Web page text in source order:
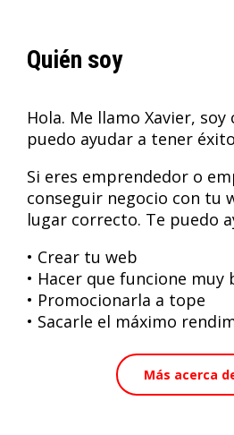
Quién soy
Hola. Me llamo Xavier,
puedo ayudar a tener
Si eres emprendedor o
conseguir negocio con tu
lugar correcto. Te puedo
• Crear tu web
• Hacer que funcione muy
• Promocionarla a tope
• Sacarle el máximo
Más acerca